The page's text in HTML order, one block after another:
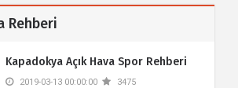
Rehberi
​Kapadokya Açık Hava Spor Rehberi
2019-03-13 00:00:00 3475